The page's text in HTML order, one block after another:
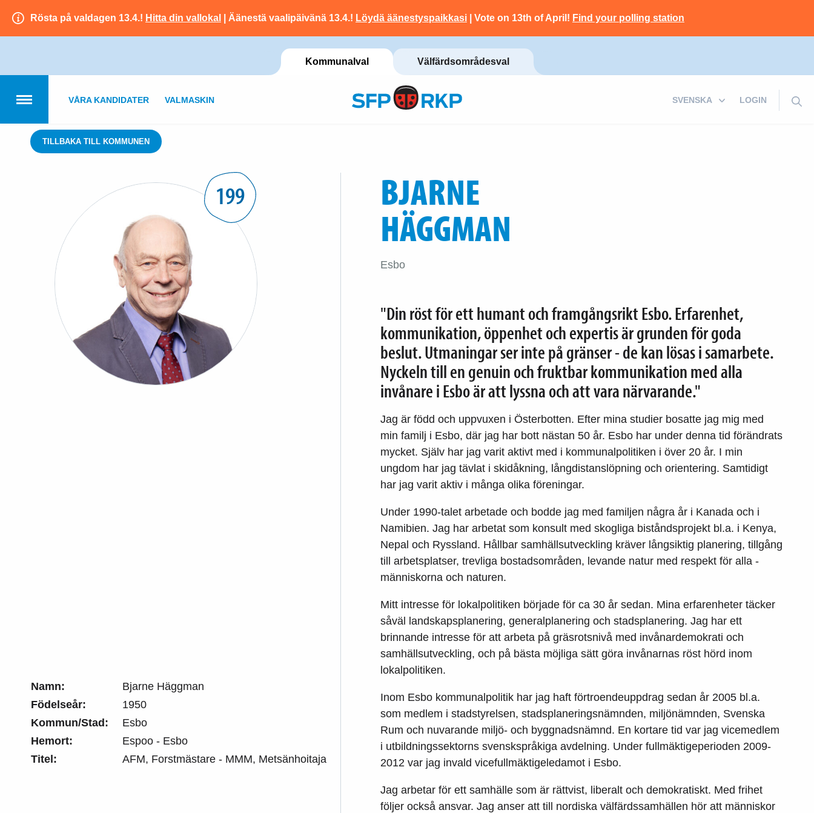
Rösta på valdagen 13.4.! Hitta din vallokal | Äänestä vaalipäivänä 13.4.! Löydä äänestyspaikkasi | Vote on 13th of April! Find your polling station
Kommunalval Välfärdsområdesval
LOGIN
VÅRA KANDIDATER VALMASKIN
TILLBAKA TILL KOMMUNEN
199
Namn:
Bjarne Häggman
Födelseår:
1950
Kommun/Stad:
Esbo
Hemort:
Espoo - Esbo
Titel:
AFM, Forstmästare - MMM, Metsänhoitaja
BJARNE
HÄGGMAN
Esbo
"Din röst för ett humant och framgångsrikt Esbo. Erfarenhet,
kommunikation, öppenhet och expertis är grunden för goda
beslut. Utmaningar ser inte på gränser - de kan lösas i samarbete.
Nyckeln till en genuin och fruktbar kommunikation med alla
invånare i Esbo är att lyssna och att vara närvarande."
Jag är född och uppvuxen i Österbotten. Efter mina studier bosatte jag mig med
min familj i Esbo, där jag har bott nästan 50 år. Esbo har under denna tid förändrats
mycket. Själv har jag varit aktivt med i kommunalpolitiken i över 20 år. I min
ungdom har jag tävlat i skidåkning, långdistanslöpning och orientering. Samtidigt
har jag varit aktiv i många olika föreningar.
Under 1990-talet arbetade och bodde jag med familjen några år i Kanada och i
Namibien. Jag har arbetat som konsult med skogliga biståndsprojekt bl.a. i Kenya,
Nepal och Ryssland. Hållbar samhällsutveckling kräver långsiktig planering, tillgång
till arbetsplatser, trevliga bostadsområden, levande natur med respekt för alla -
människorna och naturen.
Mitt intresse för lokalpolitiken började för ca 30 år sedan. Mina erfarenheter täcker
såväl landskapsplanering, generalplanering och stadsplanering. Jag har ett
brinnande intresse för att arbeta på gräsrotsnivå med invånardemokrati och
samhällsutveckling, och på bästa möjliga sätt göra invånarnas röst hörd inom
lokalpolitiken.
Inom Esbo kommunalpolitik har jag haft förtroendeuppdrag sedan år 2005 bl.a.
som medlem i stadstyrelsen, stadsplaneringsnämnden, miljönämnden, Svenska
Rum och nuvarande miljö- och byggnadsnämnd. En kortare tid var jag vicemedlem
i utbildningssektorns svenskspråkiga avdelning. Under fullmäktigeperioden 2009-
2012 var jag invald vicefullmäktigeledamot i Esbo.
Jag arbetar för ett samhälle som är rättvist, liberalt och demokratiskt. Med frihet
följer också ansvar. Jag anser att till nordiska välfärdssamhällen hör att människor